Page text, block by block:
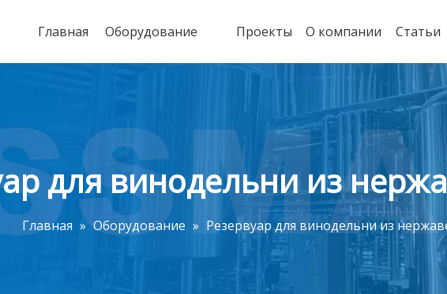
Главная Оборудование Проекты О компании Статьи
для винодельни из
Главная » Оборудование » Резервуар для винодельни из